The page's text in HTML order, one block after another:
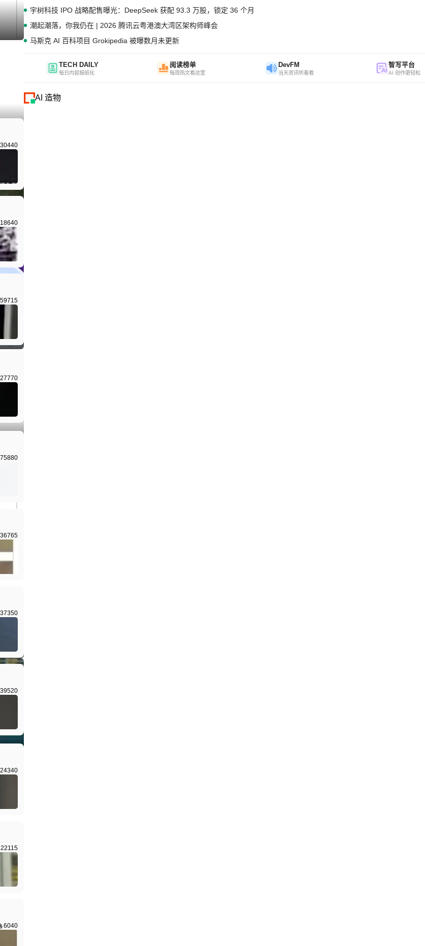
宇树科技 IPO 战略配售曝光：DeepSeek 获配 93.3 万股，锁定 36 个月
潮起潮落，你我仍在 | 2026 腾讯云粤港澳大湾区架构师峰会
马斯克 AI 百科项目 Grokipedia 被曝数月未更新
TECH DAILY
每日内容报纸化
阅读榜单
每周热文看这里
DevFM
当天资讯听着看
智写平台
AI 创作更轻松
AI 造物